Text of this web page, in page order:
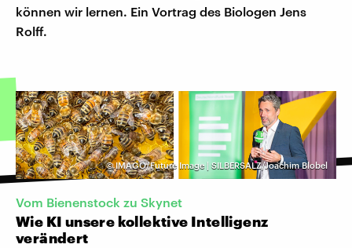
können wir lernen. Ein Vortrag des Biologen Jens
Rolff.
©IMAGO/Future Image | SILBERSALZ/Joachim Blobel
Vom Bienenstock zu Skynet
Wie KI unsere kollektive Intelligenz
verändert